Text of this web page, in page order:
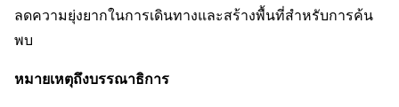
ลดความยุ่งยากในการเดินทางและสร้างพื้นที่สำหรับการค้น
พบ
หมายเหตุถึงบรรณาธิการ